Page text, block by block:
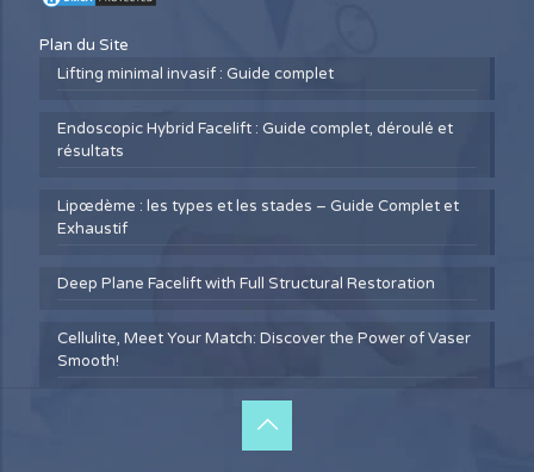
Plan du Site
Lifting minimal invasif : Guide complet
Endoscopic Hybrid Facelift : Guide complet, déroulé et
résultats
Lipœdème : les types et les stades – Guide Complet et
Exhaustif
Deep Plane Facelift with Full Structural Restoration
Cellulite, Meet Your Match: Discover the Power of Vaser
Smooth!